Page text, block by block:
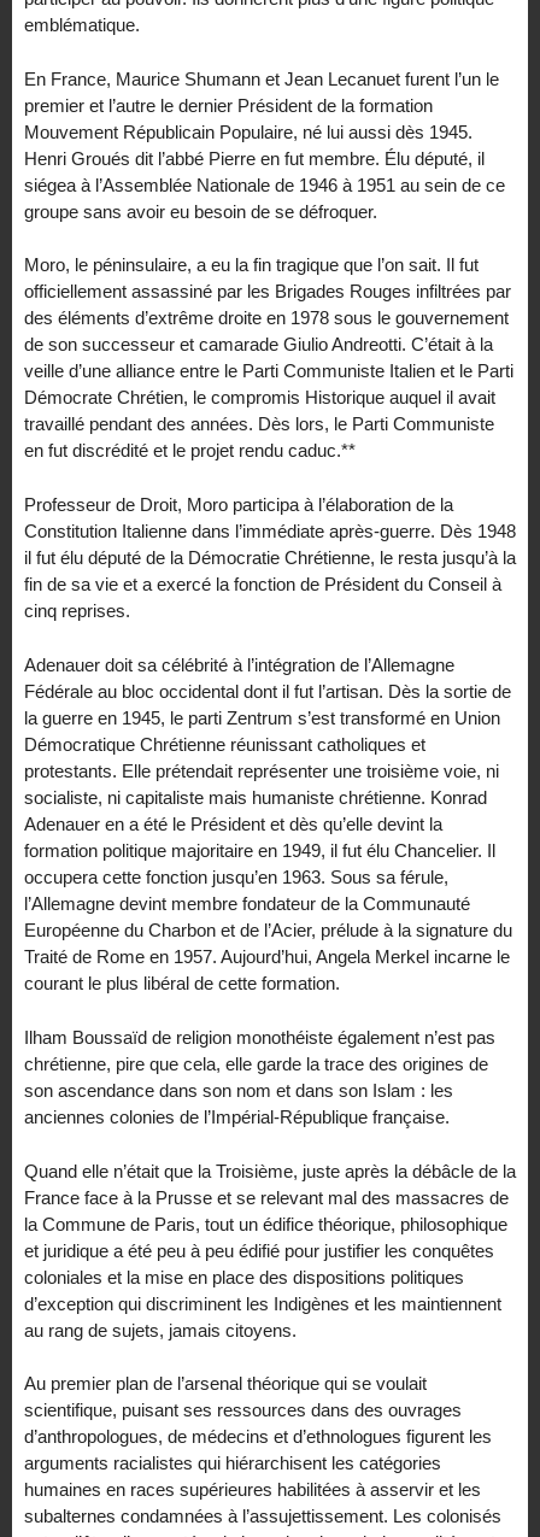
emblématique.
En France, Maurice Shumann et Jean Lecanuet furent l’un le
premier et l’autre le dernier Président de la formation
Mouvement Républicain Populaire, né lui aussi dès 1945.
Henri Groués dit l’abbé Pierre en fut membre. Élu député, il
siégea à l’Assemblée Nationale de 1946 à 1951 au sein de ce
groupe sans avoir eu besoin de se défroquer.
Moro, le péninsulaire, a eu la fin tragique que l’on sait. Il fut
officiellement assassiné par les Brigades Rouges infiltrées par
des éléments d’extrême droite en 1978 sous le gouvernement
de son successeur et camarade Giulio Andreotti. C’était à la
veille d’une alliance entre le Parti Communiste Italien et le Parti
Démocrate Chrétien, le compromis Historique auquel il avait
travaillé pendant des années. Dès lors, le Parti Communiste
en fut discrédité et le projet rendu caduc.**
Professeur de Droit, Moro participa à l’élaboration de la
Constitution Italienne dans l’immédiate après-guerre. Dès 1948
il fut élu député de la Démocratie Chrétienne, le resta jusqu’à la
fin de sa vie et a exercé la fonction de Président du Conseil à
cinq reprises.
Adenauer doit sa célébrité à l’intégration de l’Allemagne
Fédérale au bloc occidental dont il fut l’artisan. Dès la sortie de
la guerre en 1945, le parti Zentrum s’est transformé en Union
Démocratique Chrétienne réunissant catholiques et
protestants. Elle prétendait représenter une troisième voie, ni
socialiste, ni capitaliste mais humaniste chrétienne. Konrad
Adenauer en a été le Président et dès qu’elle devint la
formation politique majoritaire en 1949, il fut élu Chancelier. Il
occupera cette fonction jusqu’en 1963. Sous sa férule,
l’Allemagne devint membre fondateur de la Communauté
Européenne du Charbon et de l’Acier, prélude à la signature du
Traité de Rome en 1957. Aujourd’hui, Angela Merkel incarne le
courant le plus libéral de cette formation.
Ilham Boussaïd de religion monothéiste également n’est pas
chrétienne, pire que cela, elle garde la trace des origines de
son ascendance dans son nom et dans son Islam : les
anciennes colonies de l’Impérial-République française.
Quand elle n’était que la Troisième, juste après la débâcle de la
France face à la Prusse et se relevant mal des massacres de
la Commune de Paris, tout un édifice théorique, philosophique
et juridique a été peu à peu édifié pour justifier les conquêtes
coloniales et la mise en place des dispositions politiques
d’exception qui discriminent les Indigènes et les maintiennent
au rang de sujets, jamais citoyens.
Au premier plan de l’arsenal théorique qui se voulait
scientifique, puisant ses ressources dans des ouvrages
d’anthropologues, de médecins et d’ethnologues figurent les
arguments racialistes qui hiérarchisent les catégories
humaines en races supérieures habilitées à asservir et les
subalternes condamnées à l’assujettissement. Les colonisés